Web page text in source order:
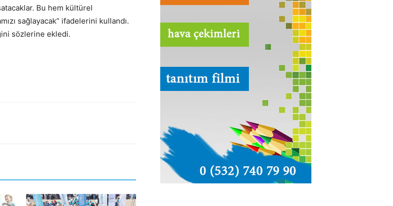
Bu hem kültürel
sağlayacak” ifadelerini kullandı.
sözlerine ekledi.